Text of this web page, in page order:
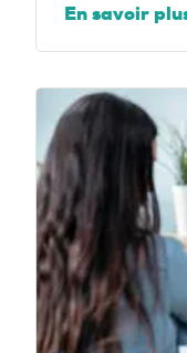
En savoir